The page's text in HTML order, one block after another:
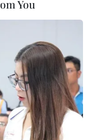
xứng bất kỳ
ứng của Iran sẽ
làm, đồng thời
Chính quyền (Mỹ)
You